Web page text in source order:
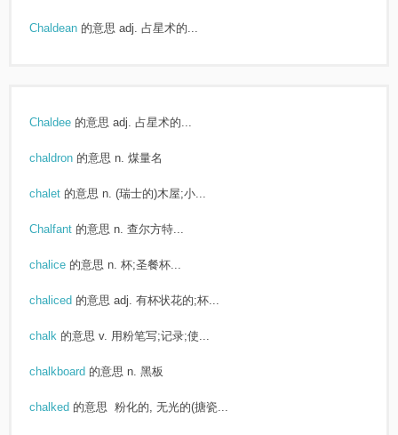
Chaldean 的意思 adj. 占星术的...
Chaldee 的意思 adj. 占星术的...
chaldron 的意思 n. 煤量名
chalet 的意思 n. (瑞士的)木屋;小...
Chalfant 的意思 n. 查尔方特...
chalice 的意思 n. 杯;圣餐杯...
chaliced 的意思 adj. 有杯状花的;杯...
chalk 的意思 v. 用粉笔写;记录;使...
chalkboard 的意思 n. 黑板
chalked 的意思 粉化的, 无光的(搪瓷...